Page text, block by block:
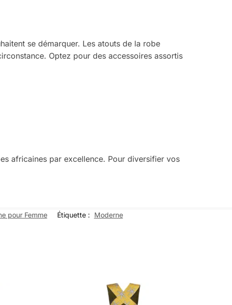
se démarquer. Les atouts de la robe
Optez pour des accessoires assortis
africaines par excellence. Pour diversifier vos
pour Femme Étiquette : Moderne